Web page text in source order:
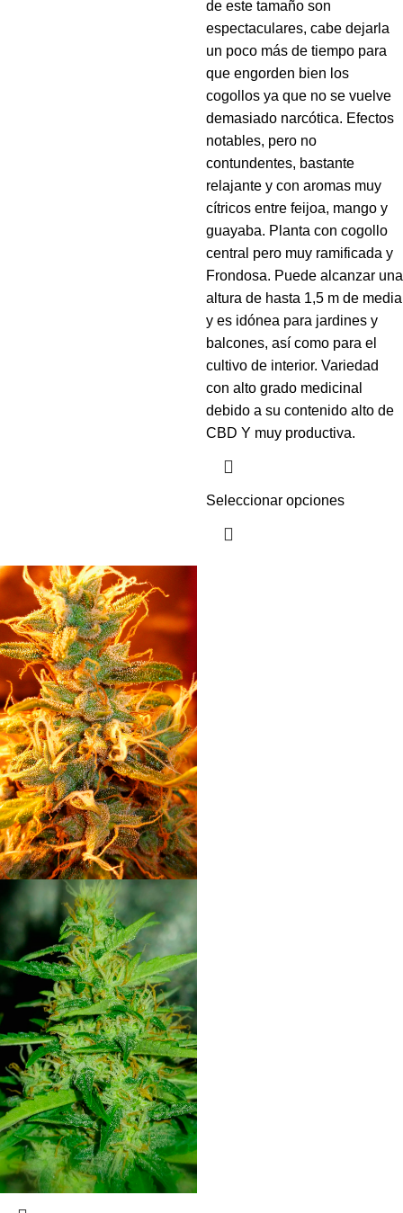
de este tamaño son
espectaculares, cabe dejarla
un poco más de tiempo para
que engorden bien los
cogollos ya que no se vuelve
demasiado narcótica. Efectos
notables, pero no
contundentes, bastante
relajante y con aromas muy
cítricos entre feijoa, mango y
guayaba. Planta con cogollo
central pero muy ramificada y
Frondosa. Puede alcanzar una
altura de hasta 1,5 m de media
y es idónea para jardines y
balcones, así como para el
cultivo de interior. Variedad
con alto grado medicinal
debido a su contenido alto de
CBD Y muy productiva.
Seleccionar opciones